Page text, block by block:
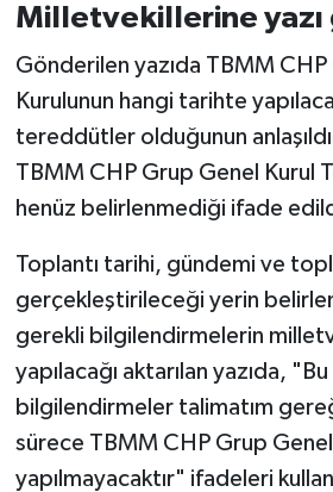
Milletvekillerine
Gönderilen yazıda TBMM CHP
Kurulunun hangi tarihte
tereddütler olduğunun
TBMM CHP Grup Genel Kurul
henüz belirlenmediği ifade
Toplantı tarihi, gündemi ve
gerçekleştirileceği yerin
gerekli bilgilendirmelerin
yapılacağı aktarılan yazıda,
bilgilendirmeler talimatım
sürece TBMM CHP Grup
yapılmayacaktır" ifadeleri